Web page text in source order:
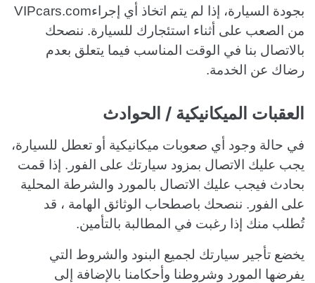
بجودة السيارة، إذا لم يتم اتخاذ أي إجراءVIPcars.com
من الصعب على أثناء استئجارك للسيارة. ننصحك
بالاتصال بنا في الوقت المناسب فيما يتعلق بعدم
رضاك عن الخدمة.
العقبات الميكانيكية / الحوادث
في حالة وجود أي صعوبات ميكانيكية أو تعطل للسيارة،
يجب عليك الاتصال بمزود سيارتك على الفور. إذا قمت
بحادث فيجب عليك الاتصال بالمورد والشرطة المحلية
على الفور. ننصحك باصطحاب الوثائق الهامة ، قد
تُطلب منك إذا رغبت في المطالبة بالتأمين.
يخضع تأجير سيارتك لجميع البنود والشروط التي
يفرضها المورد وشروطنا وأحكامنا بالإضافة إلى